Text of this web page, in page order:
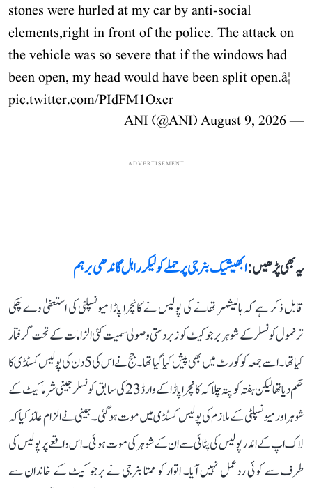
stones were hurled at my car by anti-social
elements,right in front of the police. The attack on
the vehicle was so severe that if the windows had
been open, my head would have been split open.â¦
pic.twitter.com/PIdFM1Oxcr
— ANI (@ANI)
August 9, 2026
ADVERTISEMENT
یہ بھی پڑھیں :ابھیشیک بنرجی پر حملے کو لیکر راہل گاندھی برہم
قابل ذکر ہے کہ ہالیشہر تھانے کی پولیس نے کانچرا پاڑا میونسپلٹی کی استعفیٰ دے چکی
ترنمول کونسلر کے شوہر برجو کیٹ کو زبردستی وصولی سمیت کئی الزامات کے تحت گرفتار
کیا تھا۔ اسے جمعہ کو کورٹ میں بھی پیش کیا گیا تھا۔ جج نے اس کی 5 دن کی پولیس کسٹڈی کا
حکم دیا تھا لیکن ہفتہ کو پتہ چلا کہ کانچرا پاڑا کے وارڈ 23 کی سابق کونسلر جینی شرما کیٹ کے
شوہر اور میونسپلٹی کے ملازم کی پولیس کسٹڈی میں موت ہو گئی۔ جینی نے الزام عائد کیا کہ
لاک اپ کے اندر پولیس کی پٹائی سے ان کے شوہر کی موت ہوئی۔ اس واقعے پر پولیس کی
طرف سے کوئی ردعمل نہیں آیا۔ اتوار کو ممتا بنرجی نے برجو کیٹ کے خاندان سے